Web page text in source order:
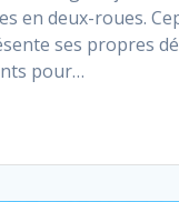
en deux-roues.
ses propres
pour…